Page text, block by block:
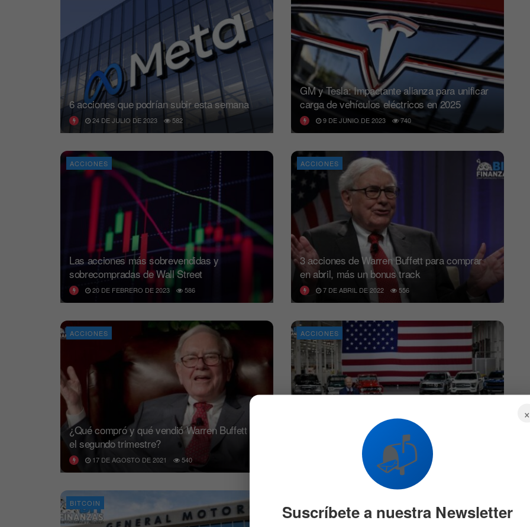
6 acciones que podrían subir esta semana
24 DE JULIO DE 2023 582
GM y Tesla: Impactante alianza para unificar
carga de vehículos eléctricos en 2025
9 DE JUNIO DE 2023 740
ACCIONES
Las acciones más sobrevendidas y
sobrecompradas de Wall Street
20 DE FEBRERO DE 2023 586
ACCIONES
3 acciones de Warren Buffett para comprar
en abril, más un bonus track
7 DE ABRIL DE 2022 556
ACCIONES
¿Qué compró y qué vendió Warren Buffett en
el segundo trimestre?
17 DE AGOSTO DE 2021 540
ACCIONES
Joe Biden y un plan para beneficiar a la
industria de vehículos eléctricos
12 DE JULIO DE 2021 537
BITCOIN
×
📬
Suscríbete a nuestra Newsletter